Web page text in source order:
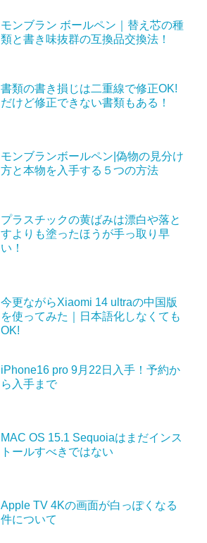
モンブラン ボールペン｜替え芯の種
類と書き味抜群の互換品交換法！
書類の書き損じは二重線で修正OK!
だけど修正できない書類もある！
モンブランボールペン|偽物の見分け
方と本物を入手する５つの方法
プラスチックの黄ばみは漂白や落と
すよりも塗ったほうが手っ取り早
い！
今更ながらXiaomi 14 ultraの中国版
を使ってみた｜日本語化しなくても
OK!
iPhone16 pro 9月22日入手！予約か
ら入手まで
MAC OS 15.1 Sequoiaはまだインス
トールすべきではない
Apple TV 4Kの画面が白っぽくなる
件について